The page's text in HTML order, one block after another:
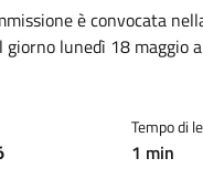
dell'evento
è convocata
giorno lunedì 18 maggio
Tempo di
1 min